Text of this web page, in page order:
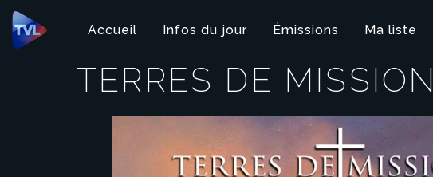
Panneau de gestion des cookies
Accueil Infos du jour Émissions Ma liste
TERRES DE MISSION